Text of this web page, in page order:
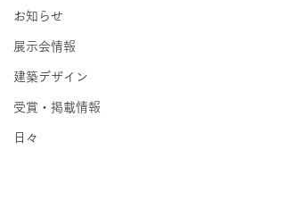
お知らせ
展示会情報
建築デザイン
受賞・掲載情報
日々